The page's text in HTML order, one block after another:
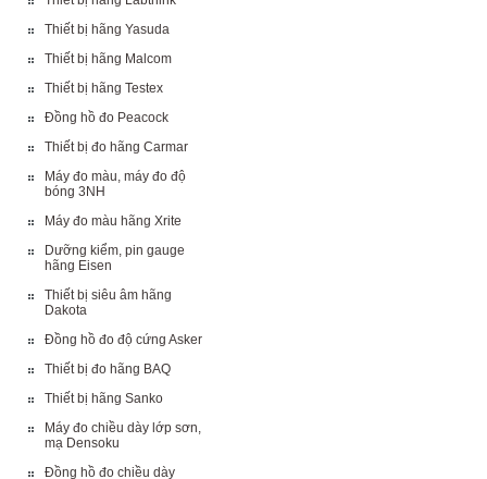
Thiết bị hãng Yasuda
Thiết bị hãng Malcom
Thiết bị hãng Testex
Đồng hồ đo Peacock
Thiết bị đo hãng Carmar
Máy đo màu, máy đo độ
bóng 3NH
Máy đo màu hãng Xrite
Dưỡng kiểm, pin gauge
hãng Eisen
Thiết bị siêu âm hãng
Dakota
Đồng hồ đo độ cứng Asker
Thiết bị đo hãng BAQ
Thiết bị hãng Sanko
Máy đo chiều dày lớp sơn,
mạ Densoku
Đồng hồ đo chiều dày